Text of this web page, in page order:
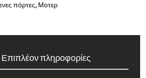
πόρτες, Μοτερ
Επιπλέον πληροφορίες